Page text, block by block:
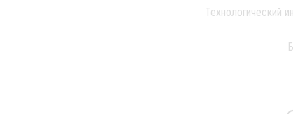
Технологический